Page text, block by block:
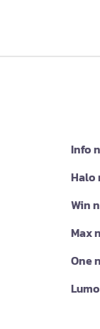
Info
Halo
Win
Max
One